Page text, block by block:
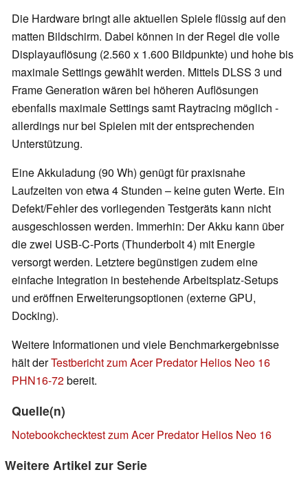
Die Hardware bringt alle aktuellen Spiele flüssig auf den
matten Bildschirm. Dabei können in der Regel die volle
Displayauflösung (2.560 x 1.600 Bildpunkte) und hohe bis
maximale Settings gewählt werden. Mittels DLSS 3 und
Frame Generation wären bei höheren Auflösungen
ebenfalls maximale Settings samt Raytracing möglich -
allerdings nur bei Spielen mit der entsprechenden
Unterstützung.
Eine Akkuladung (90 Wh) genügt für praxisnahe
Laufzeiten von etwa 4 Stunden – keine guten Werte. Ein
Defekt/Fehler des vorliegenden Testgeräts kann nicht
ausgeschlossen werden. Immerhin: Der Akku kann über
die zwei USB-C-Ports (Thunderbolt 4) mit Energie
versorgt werden. Letztere begünstigen zudem eine
einfache Integration in bestehende Arbeitsplatz-Setups
und eröffnen Erweiterungsoptionen (externe GPU,
Docking).
Weitere Informationen und viele Benchmarkergebnisse
hält derTestbericht zum Acer Predator Helios Neo 16
PHN16-72bereit.
Quelle(n)
Notebookchecktest zum Acer Predator Helios Neo 16
Weitere Artikel zur Serie